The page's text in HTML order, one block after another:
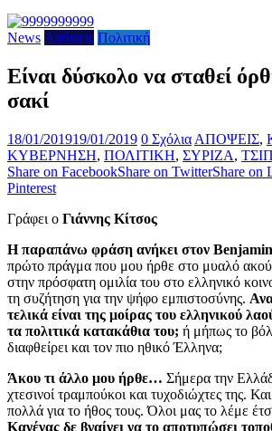
News Απόψεις Πολιτική
Είναι δύσκολο να σταθεί
σακί
18/01/201919/01/2019 0 Σχόλια ΑΠΟΨΕΙΣ,
ΚΥΒΕΡΝΗΣΗ, ΠΟΛΙΤΙΚΗ, ΣΥΡΙΖΑ,
Share on FacebookShare on TwitterShare on
Pinterest
Γράφει ο Γιάννης Κίτσος
Η παραπάνω φράση ανήκει στον
πρώτο πράγμα που μου ήρθε στο μυαλό
στην πρόσφατη ομιλία του στο ελληνικό
τη συζήτηση για την ψήφο εμπιστοσύνης.
τελικά είναι της μοίρας του ελληνικού
τα πολιτικά κατακάθια του; ή μήπως το
διαφθείρει και τον πιο ηθικό Έλληνα;
Άκου τι άλλο μου ήρθε… Σήμερα την
χτεσινοί τραμπούκοι και τυχοδιώχτες της.
πολλά για το ήθος τους. Όλοι μας το λέμε
Κανένας δε βγαίνει να το αποτυπώσει